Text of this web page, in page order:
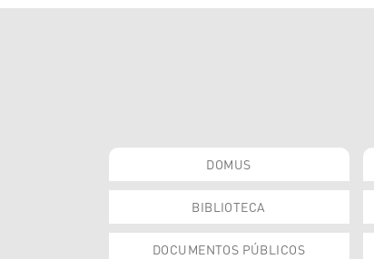
DOMUS
BIBLIOTECA
DOCUMENTOS PÚBLICOS